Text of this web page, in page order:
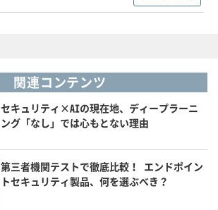
関連コンテンツ
セキュリティ×AIの現在地、ディープラーニ
ング「なし」では心もとない理由
第三者機関テストで徹底比較！ エンドポイン
トセキュリティ製品、何を選ぶべき？